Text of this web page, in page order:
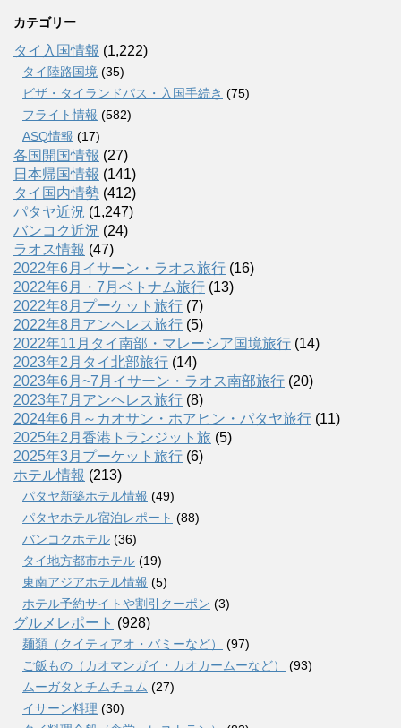
カテゴリー
タイ入国情報 (1,222)
タイ陸路国境 (35)
ビザ・タイランドパス・入国手続き (75)
フライト情報 (582)
ASQ情報 (17)
各国開国情報 (27)
日本帰国情報 (141)
タイ国内情勢 (412)
パタヤ近況 (1,247)
バンコク近況 (24)
ラオス情報 (47)
2022年6月イサーン・ラオス旅行 (16)
2022年6月・7月ベトナム旅行 (13)
2022年8月プーケット旅行 (7)
2022年8月アンヘレス旅行 (5)
2022年11月タイ南部・マレーシア国境旅行 (14)
2023年2月タイ北部旅行 (14)
2023年6月~7月イサーン・ラオス南部旅行 (20)
2023年7月アンヘレス旅行 (8)
2024年6月～カオサン・ホアヒン・パタヤ旅行 (11)
2025年2月香港トランジット旅 (5)
2025年3月プーケット旅行 (6)
ホテル情報 (213)
パタヤ新築ホテル情報 (49)
パタヤホテル宿泊レポート (88)
バンコクホテル (36)
タイ地方都市ホテル (19)
東南アジアホテル情報 (5)
ホテル予約サイトや割引クーポン (3)
グルメレポート (928)
麺類（クイティアオ・バミーなど）
(97)
ご飯もの（カオマンガイ・カオカームーなど）
(93)
ムーガタとチムチュム (27)
イサーン料理 (30)